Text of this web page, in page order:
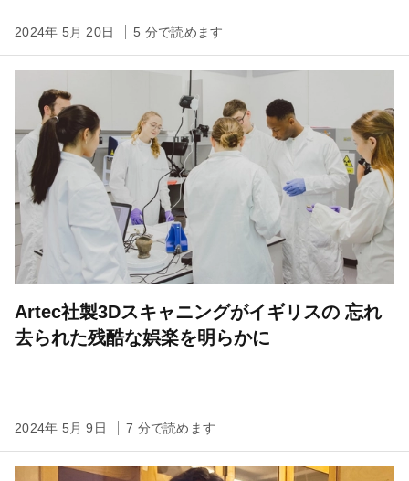
2024年 5月 20日 5 分で読めます
Artec社製3Dスキャニングがイギリスの 忘れ
去られた残酷な娯楽を明らかに
2024年 5月 9日 7 分で読めます